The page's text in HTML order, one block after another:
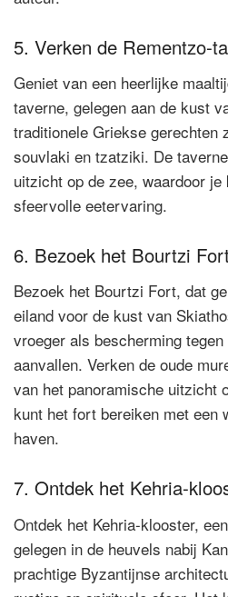
5. Verken de Rementzo-
Geniet van een heerlijke
taverne, gelegen aan de kust
traditionele Griekse gerechten
souvlaki en tzatziki. De
uitzicht op de zee, waardoor
sfeervolle eetervaring.
6. Bezoek het Bourtzi
Bezoek het Bourtzi Fort, dat
eiland voor de kust van
vroeger als bescherming
aanvallen. Verken de oude
van het panoramische uitzicht
kunt het fort bereiken met een
haven.
7. Ontdek het Kehria-
Ontdek het Kehria-klooster,
gelegen in de heuvels nabij
prachtige Byzantijnse